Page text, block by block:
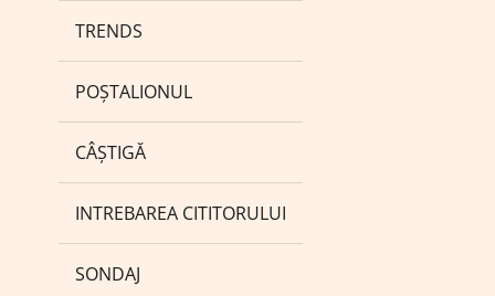
TRENDS
POȘTALIONUL
CÂȘTIGĂ
INTREBAREA CITITORULUI
SONDAJ